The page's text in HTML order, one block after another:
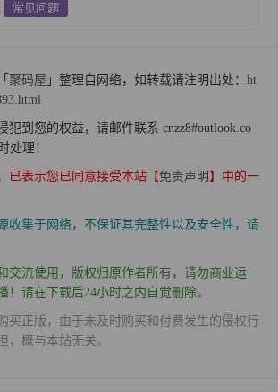
常见问题
聚码屋 」整理自网络，如转载请注明出处： ht
犯到您的权益，请邮件联系 cnzz8#outlook.co
处理！
已表示您已同意接受本站【免责声明 】中的一
收集于网络，不保证其完整性以及安全性，请
交流使用，版权归原作者所有，请勿商业运
！请在下载后24小时之内自觉删除。
买正版，由于未及时购买和付费发生的侵权行
，概与本站无关。